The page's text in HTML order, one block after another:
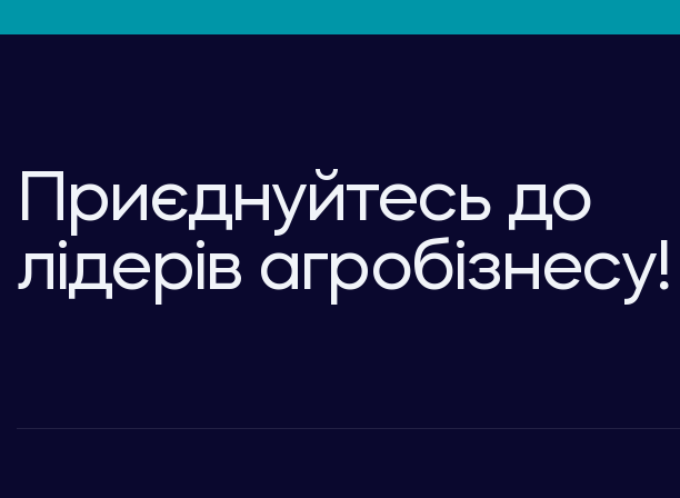
Приєднуйтесь до
лідерів агробізнесу!